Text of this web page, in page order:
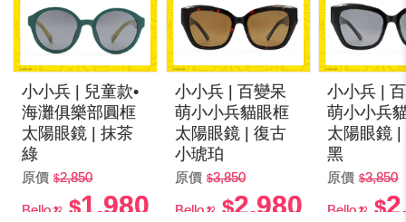
小小兵 | 兒童款•
海灘俱樂部圓框
太陽眼鏡 | 抹茶
綠
原價 2,850
Bello🍌 1,980
小小兵 | 百變呆
萌小小兵貓眼框
太陽眼鏡 | 復古
小琥珀
原價 3,850
Bello🍌 2,980
小小兵 |
萌小小兵
太陽眼鏡 |
黑
原價 3,850
Bello🍌